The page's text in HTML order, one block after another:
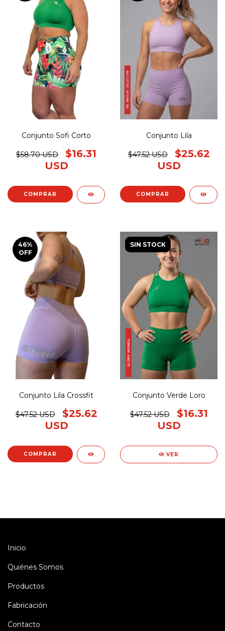
Conjunto Sofi Corto
$58.70 USD
$16.31
USD
COMPRAR
Conjunto Lila
$47.52 USD
$25.62
USD
COMPRAR
46%
OFF
Conjunto Lila Crossfit
$47.52 USD
$25.62
USD
COMPRAR
SIN STOCK
Conjunto Verde Loro
$47.52 USD
$16.31
USD
VER
Inicio
Quiénes Somos
Productos
Fabricación
Contacto